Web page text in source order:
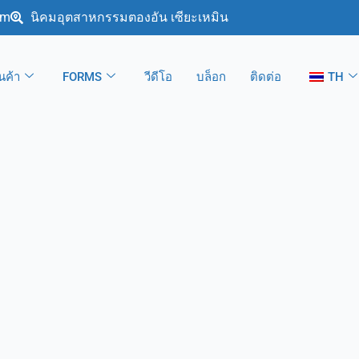
นิคมอุตสาหกรรมตองอัน เซียะเหมิน
ค้า FORMS วีดีโอ บล็อก ติดต่อ TH